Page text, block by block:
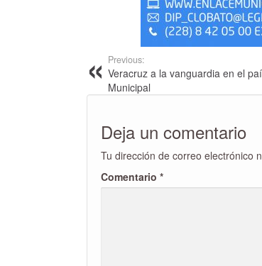
Previous:
Veracruz a la vanguardia en el
Municipal
Deja un comentario
Tu dirección de correo electrónico
Comentario *